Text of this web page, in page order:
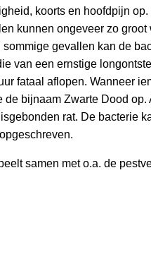
koorts en hoofdpijn
kunnen ongeveer zo
gevallen kan de
van een ernstige
fataal aflopen. Wanneer
bijnaam Zwarte Dood
rat. De bacterie
samen met o.a. de